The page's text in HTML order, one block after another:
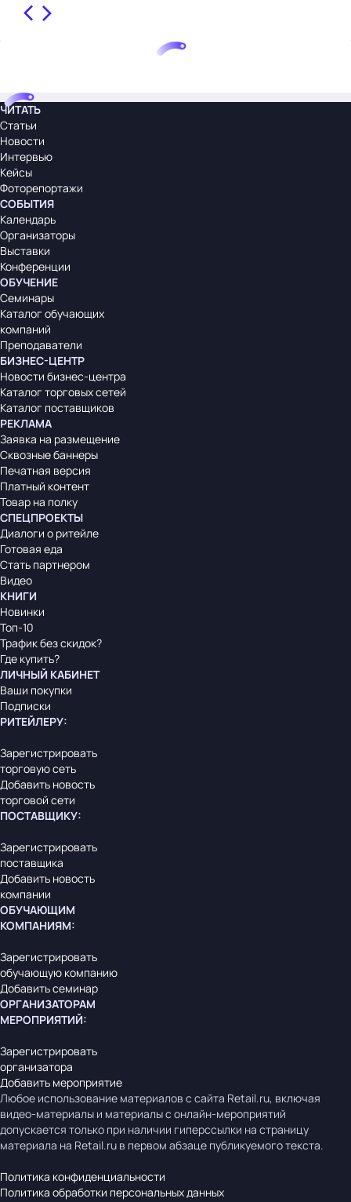
ЧИТАТЬ
Статьи
Новости
Интервью
Кейсы
Фоторепортажи
СОБЫТИЯ
Календарь
Организаторы
Выставки
Конференции
ОБУЧЕНИЕ
Семинары
Каталог обучающих
компаний
Преподаватели
БИЗНЕС-ЦЕНТР
Новости бизнес-центра
Каталог торговых сетей
Каталог поставщиков
РЕКЛАМА
Заявка на размещение
Сквозные баннеры
Печатная версия
Платный контент
Товар на полку
СПЕЦПРОЕКТЫ
Диалоги о ритейле
Готовая еда
Стать партнером
Видео
КНИГИ
Новинки
Топ-10
Трафик без скидок?
Где купить?
ЛИЧНЫЙ КАБИНЕТ
Ваши покупки
Подписки
РИТЕЙЛЕРУ:
Зарегистрировать
торговую сеть
Добавить новость
торговой сети
ПОСТАВЩИКУ:
Зарегистрировать
поставщика
Добавить новость
компании
ОБУЧАЮЩИМ
КОМПАНИЯМ:
Зарегистрировать
обучающую компанию
Добавить семинар
ОРГАНИЗАТОРАМ
МЕРОПРИЯТИЙ:
Зарегистрировать
организатора
Добавить мероприятие
Любое использование материалов с сайта Retail.ru, включая
видео-материалы и материалы с онлайн-мероприятий
допускается только при наличии гиперссылки на страницу
материала на Retail.ru в первом абзаце публикуемого текста.
Политика конфиденциальности
Политика обработки персональных данных